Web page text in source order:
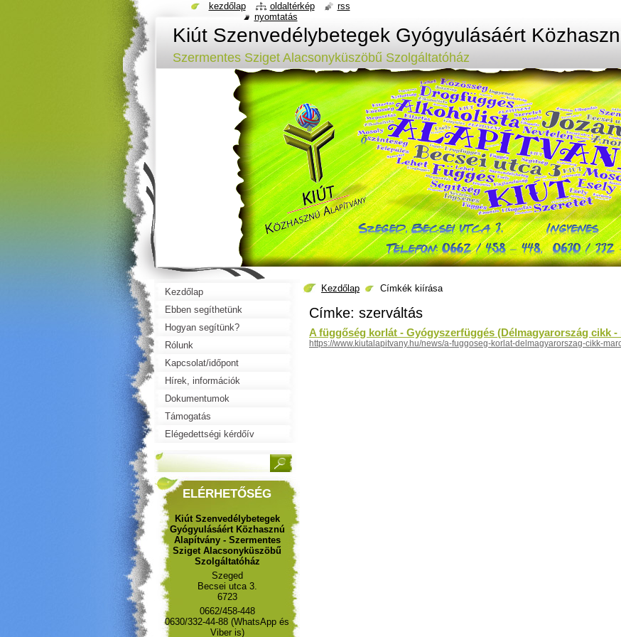
Kiút Szenvedélybetegek Gyógyulásáért
Szermentes Sziget Alacsonyküszöbű Szolgáltatóház
Kezdőlap Címkék kiírása
Címke: szerváltás
A függőség korlát - Gyógyszerfüggés (Délmagyarország cikk -
https://www.kiutalapitvany.hu/news/a-fuggoseg-korlat-delmagyarorszag-cikk-
Kezdőlap
Ebben segíthetünk
Hogyan segítünk?
Rólunk
Kapcsolat/időpont
Hírek, információk
Dokumentumok
Támogatás
Elégedettségi kérdőív
ELÉRHETŐSÉG
Kiút Szenvedélybetegek
Gyógyulásáért Közhasznú
Alapítvány - Szermentes
Sziget Alacsonyküszöbű
Szolgáltatóház
Szeged
Becsei utca 3.
6723
0662/458-448
0630/332-44-88 (WhatsApp és
Viber is)
kezdőlap oldaltérkép
rss
nyomtatás